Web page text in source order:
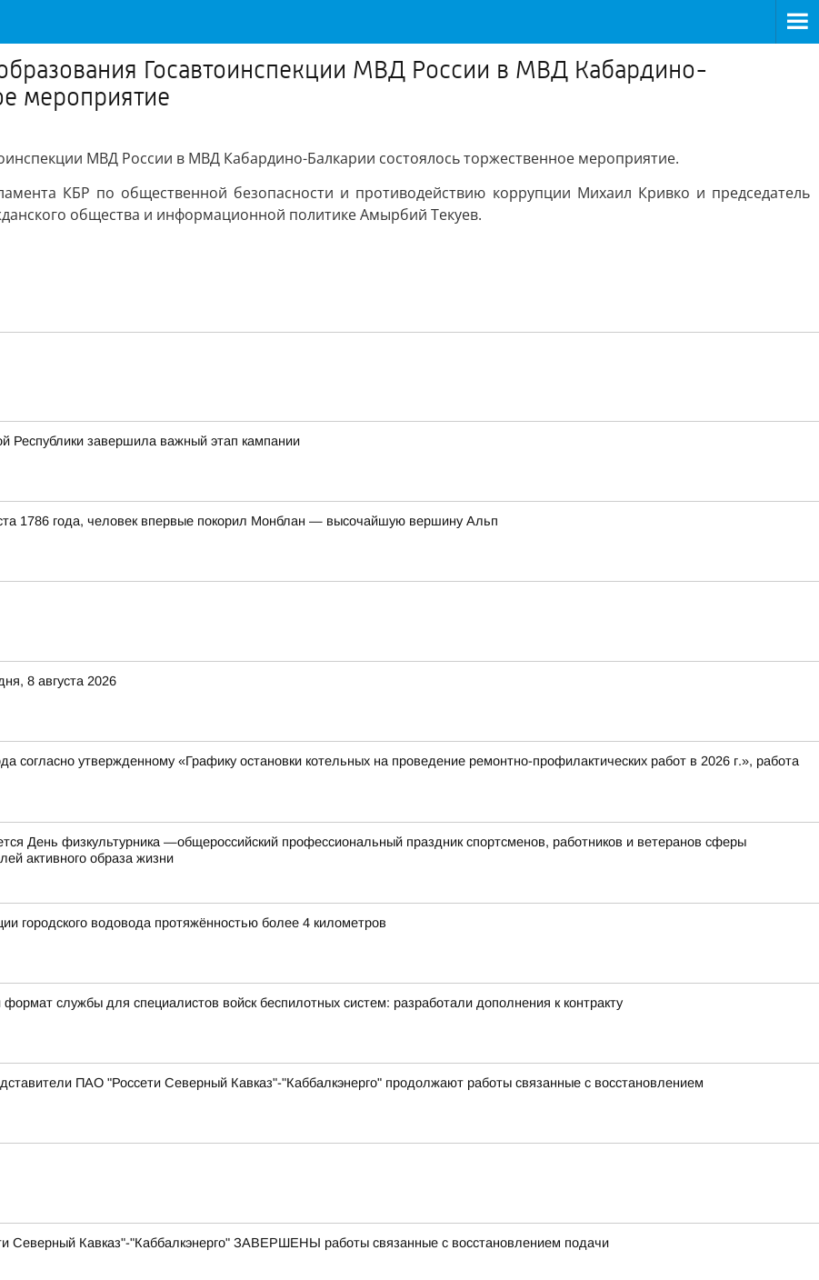
Госавтоинспекции МВД России в МВД Кабардино-
мероприятие
МВД России в МВД Кабардино-Балкарии состоялось торжественное мероприятие.
КБР по общественной безопасности и противодействию коррупции Михаил Кривко и председатель
общества и информационной политике Амырбий Текуев.
Республики завершила важный этап кампании
1786 года, человек впервые покорил Монблан — высочайшую вершину Альп
8 августа 2026
согласно утвержденному «Графику остановки котельных на проведение ремонтно-профилактических работ в 2026 г.», работа
День физкультурника —общероссийский профессиональный праздник спортсменов, работников и ветеранов сферы
активного образа жизни
городского водовода протяжённостью более 4 километров
службы для специалистов войск беспилотных систем: разработали дополнения к контракту
ПАО "Россети Северный Кавказ"-"Каббалкэнерго" продолжают работы связанные с восстановлением
Северный Кавказ"-"Каббалкэнерго" ЗАВЕРШЕНЫ работы связанные с восстановлением подачи